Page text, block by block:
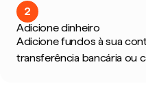
2
Adicione dinheiro
Adicione fundos à sua
transferência bancária ou